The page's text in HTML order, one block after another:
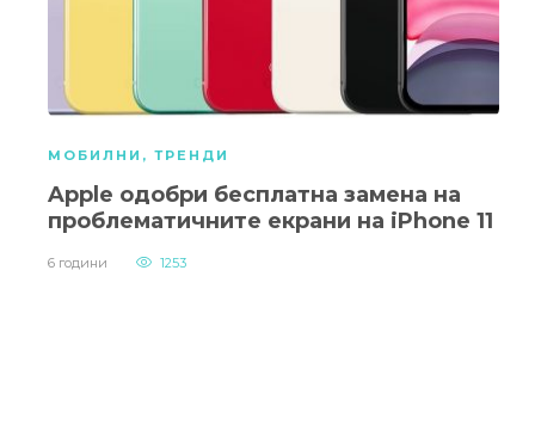
МОБИЛНИ , ТРЕНДИ
Apple одобри бесплатна замена на
проблематичните екрани на iPhone 11
6 години 1253